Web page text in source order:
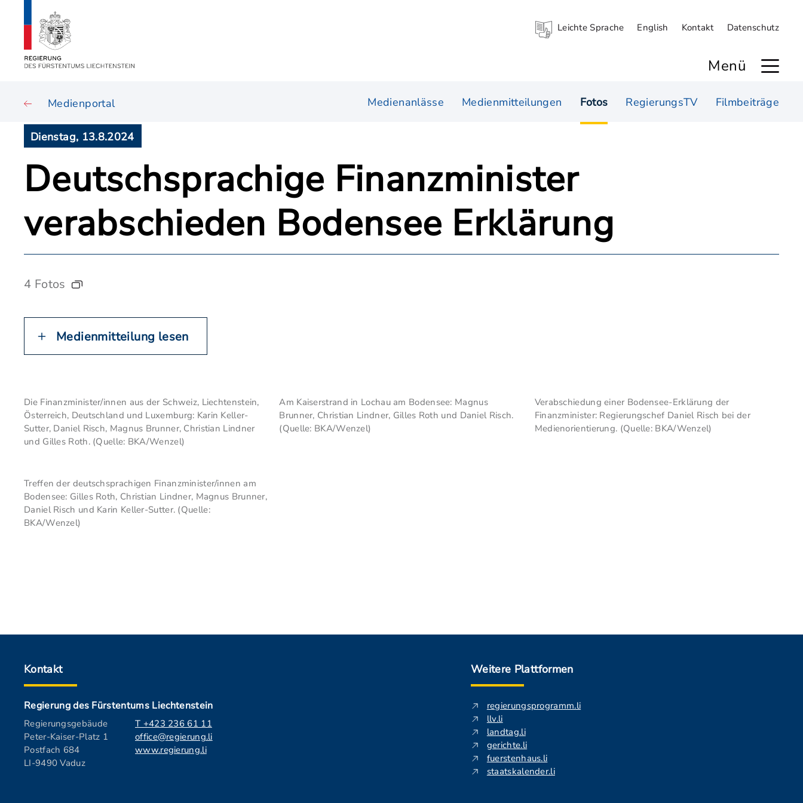
Leichte Sprache English Kontakt Datenschutz
Menü
Medienportal Medienanlässe Medienmitteilungen Fotos RegierungsTV Filmbeiträge
Dienstag, 13.8.2024
Deutschsprachige Finanzminister
verabschieden Bodensee Erklärung
4 Fotos
Medienmitteilung lesen
Die Finanzminister/innen aus der Schweiz, Liechtenstein,
Österreich, Deutschland und Luxemburg: Karin Keller-
Sutter, Daniel Risch, Magnus Brunner, Christian Lindner
und Gilles Roth. (Quelle: BKA/Wenzel)
Am Kaiserstrand in Lochau am Bodensee: Magnus
Brunner, Christian Lindner, Gilles Roth und Daniel Risch.
(Quelle: BKA/Wenzel)
Verabschiedung einer Bodensee-Erklärung der
Finanzminister: Regierungschef Daniel Risch bei der
Medienorientierung. (Quelle: BKA/Wenzel)
Treffen der deutschsprachigen Finanzminister/innen am
Bodensee: Gilles Roth, Christian Lindner, Magnus Brunner,
Daniel Risch und Karin Keller-Sutter. (Quelle:
BKA/Wenzel)
Kontakt
Regierung des Fürstentums Liechtenstein
Regierungsgebäude
Peter-Kaiser-Platz 1
Postfach 684
LI-9490 Vaduz
T +423 236 61 11
office@regierung.li
www.regierung.li
Weitere Plattformen
regierungsprogramm.li
llv.li
landtag.li
gerichte.li
fuerstenhaus.li
staatskalender.li